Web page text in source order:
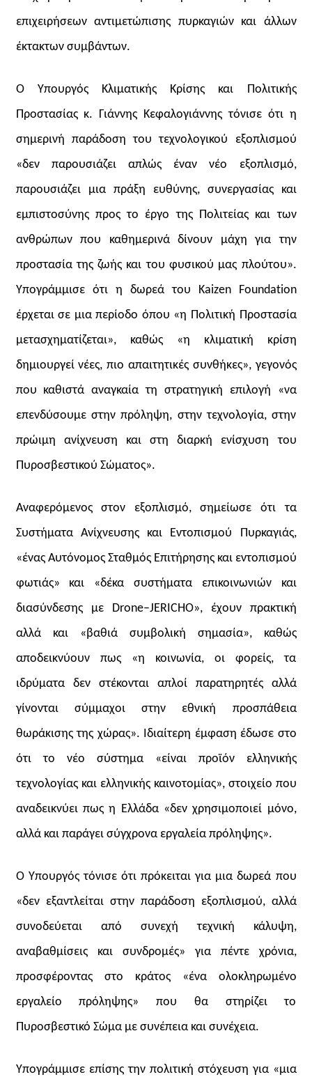
επιχειρήσεων αντιμετώπισης πυρκαγιών και άλλων
έκτακτων συμβάντων.
Ο Υπουργός Κλιματικής Κρίσης και Πολιτικής
Προστασίας κ. Γιάννης Κεφαλογιάννης τόνισε ότι η
σημερινή παράδοση του τεχνολογικού εξοπλισμού
«δεν παρουσιάζει απλώς έναν νέο εξοπλισμό,
παρουσιάζει μια πράξη ευθύνης, συνεργασίας και
εμπιστοσύνης προς το έργο της Πολιτείας και των
ανθρώπων που καθημερινά δίνουν μάχη για την
προστασία της ζωής και του φυσικού μας πλούτου».
Υπογράμμισε ότι η δωρεά του Kaizen Foundation
έρχεται σε μια περίοδο όπου «η Πολιτική Προστασία
μετασχηματίζεται», καθώς «η κλιματική κρίση
δημιουργεί νέες, πιο απαιτητικές συνθήκες», γεγονός
που καθιστά αναγκαία τη στρατηγική επιλογή «να
επενδύσουμε στην πρόληψη, στην τεχνολογία, στην
πρώιμη ανίχνευση και στη διαρκή ενίσχυση του
Πυροσβεστικού Σώματος».
Αναφερόμενος στον εξοπλισμό, σημείωσε ότι τα
Συστήματα Ανίχνευσης και Εντοπισμού Πυρκαγιάς,
«ένας Αυτόνομος Σταθμός Επιτήρησης και εντοπισμού
φωτιάς» και «δέκα συστήματα επικοινωνιών και
διασύνδεσης με Drone–JERICHO», έχουν πρακτική
αλλά και «βαθιά συμβολική σημασία», καθώς
αποδεικνύουν πως «η κοινωνία, οι φορείς, τα
ιδρύματα δεν στέκονται απλοί παρατηρητές αλλά
γίνονται σύμμαχοι στην εθνική προσπάθεια
θωράκισης της χώρας». Ιδιαίτερη έμφαση έδωσε στο
ότι το νέο σύστημα «είναι προϊόν ελληνικής
τεχνολογίας και ελληνικής καινοτομίας», στοιχείο που
αναδεικνύει πως η Ελλάδα «δεν χρησιμοποιεί μόνο,
αλλά και παράγει σύγχρονα εργαλεία πρόληψης».
Ο Υπουργός τόνισε ότι πρόκειται για μια δωρεά που
«δεν εξαντλείται στην παράδοση εξοπλισμού, αλλά
συνοδεύεται από συνεχή τεχνική κάλυψη,
αναβαθμίσεις και συνδρομές» για πέντε χρόνια,
προσφέροντας στο κράτος «ένα ολοκληρωμένο
εργαλείο πρόληψης» που θα στηρίζει το
Πυροσβεστικό Σώμα με συνέπεια και συνέχεια.
Υπογράμμισε επίσης την πολιτική στόχευση για «μια